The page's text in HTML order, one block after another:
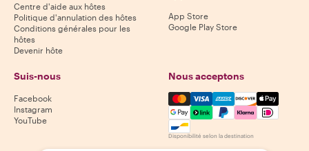
Centre d'aide aux hôtes
Politique d'annulation des hôtes
Conditions générales pour les
hôtes
Devenir hôte
App Store
Google Play Store
Suis-nous
Facebook
Instagram
YouTube
Nous acceptons
Mastercard, Visa, Amex,
Disponibilité selon la destination